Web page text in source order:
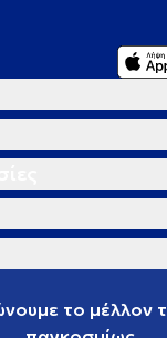
το μέλλον